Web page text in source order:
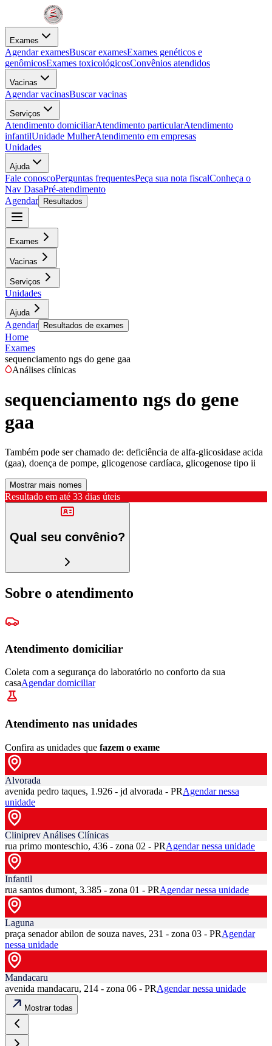
Exames
Agendar examesBuscar examesExames genéticos e
genômicosExames toxicológicosConvênios atendidos
Vacinas
Agendar vacinasBuscar vacinas
Serviços
Atendimento domiciliarAtendimento particularAtendimento
infantilUnidade MulherAtendimento em empresas
Unidades
Ajuda
Fale conoscoPerguntas frequentesPeça sua nota fiscalConheça o
Nav DasaPré-atendimento
Agendar
Resultados
Exames
Vacinas
Serviços
Unidades
Ajuda
Agendar Resultados de exames
Home
Exames
sequenciamento ngs do gene gaa
Análises clínicas
sequenciamento ngs do gene
gaa
Também pode ser chamado de: deficiência de alfa-glicosidase acida
(gaa), doença de pompe, glicogenose cardíaca, glicogenose tipo ii
Mostrar mais nomes
Resultado em até 33 dias úteis
Qual seu convênio?
Sobre o atendimento
Atendimento domiciliar
Coleta com a segurança do laboratório no conforto da sua
casaAgendar domiciliar
Atendimento nas unidades
Confira as unidades que fazem o exame
Alvorada
avenida pedro taques, 1.926 - jd alvorada - PRAgendar nessa
unidade
Cliniprev Análises Clínicas
rua primo monteschio, 436 - zona 02 - PRAgendar nessa unidade
Infantil
rua santos dumont, 3.385 - zona 01 - PRAgendar nessa unidade
Laguna
praça senador abilon de souza naves, 231 - zona 03 - PRAgendar
nessa unidade
Mandacaru
avenida mandacaru, 214 - zona 06 - PRAgendar nessa unidade
Mostrar todas